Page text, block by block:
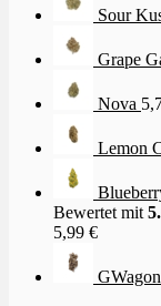
Sour
Grape
Nova
Lemon
Bewertet mit
5,99 €
GWagon